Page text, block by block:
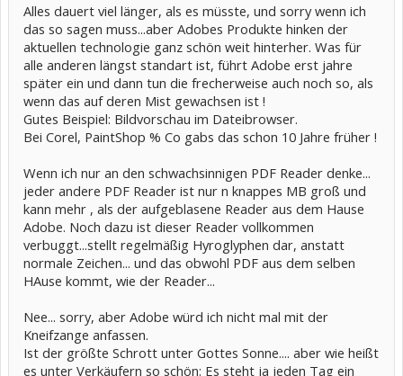
Alles dauert viel länger, als es müsste, und sorry wenn ich
das so sagen muss...aber Adobes Produkte hinken der
aktuellen technologie ganz schön weit hinterher. Was für
alle anderen längst standart ist, führt Adobe erst jahre
später ein und dann tun die frecherweise auch noch so, als
wenn das auf deren Mist gewachsen ist !
Gutes Beispiel: Bildvorschau im Dateibrowser.
Bei Corel, PaintShop % Co gabs das schon 10 Jahre früher !
Wenn ich nur an den schwachsinnigen PDF Reader denke...
jeder andere PDF Reader ist nur n knappes MB groß und
kann mehr , als der aufgeblasene Reader aus dem Hause
Adobe. Noch dazu ist dieser Reader vollkommen
verbuggt...stellt regelmäßig Hyroglyphen dar, anstatt
normale Zeichen... und das obwohl PDF aus dem selben
HAuse kommt, wie der Reader...
Nee... sorry, aber Adobe würd ich nicht mal mit der
Kneifzange anfassen.
Ist der größte Schrott unter Gottes Sonne.... aber wie heißt
es unter Verkäufern so schön: Es steht ja jeden Tag ein